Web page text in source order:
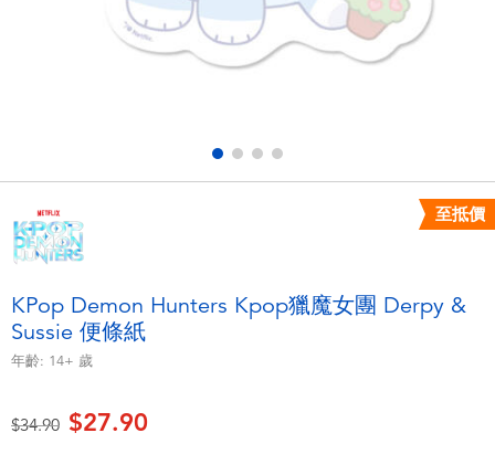
遊戲及拼圖系列
角色扮演及造型系列
毛毛公仔玩具
LEGO樂高
Globber高樂寶
至抵價
KPop Demon Hunters Kpop獵魔女團 Derpy &
Sussie 便條紙
年齡: 14+ 歲
價格從
$34.90至$27.90